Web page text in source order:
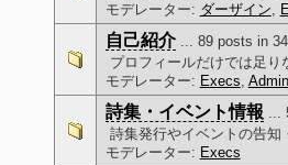
モデレーター: ダーザイン,
自己紹介 ... 89 posts in
プロフィールだけでは足
モデレーター: Execs,
詩集・イベント情報 ...
詩集発行やイベントの告知
モデレーター: Execs